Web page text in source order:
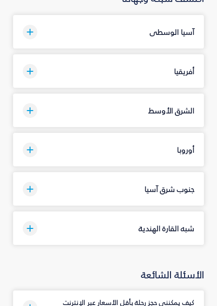
آسيا الوسطى
أفريقيا
الشرق الأوسط
أوروبا
جنوب شرق آسيا
شبه القارة الهندية
الأسئلة الشائعة
كيف يمكنني حجز رحلة بأقل الأسعار عبر الإنترنت